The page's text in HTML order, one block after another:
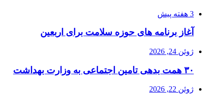
3 هفته پیش
آغاز برنامه های حوزه سلامت برای اربعین
ژوئن 24, 2026
۳۰ همت بدهی تامین اجتماعی به وزارت بهداشت
ژوئن 22, 2026